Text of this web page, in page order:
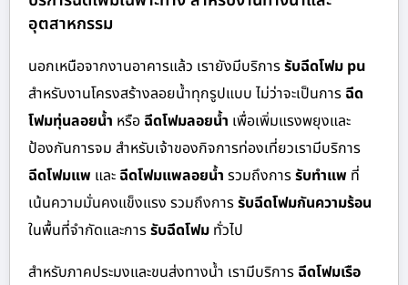
อุตสาหกรรม
นอกเหนือจากงานอาคารแล้ว เรายังมีบริการรับฉีดโฟม pu
สำหรับงานโครงสร้างลอยน้ำทุกรูปแบบ ไม่ว่าจะเป็นการ ฉีด
โฟมทุ่นลอยน้ำ หรือ ฉีดโฟมลอยน้ำ เพื่อเพิ่มแรงพยุงและ
ป้องกันการจม สำหรับเจ้าของกิจการท่องเที่ยวเรามีบริการ
ฉีดโฟมแพ และ ฉีดโฟมแพลอยน้ำ รวมถึงการรับทำแพ ที่
เน้นความมั่นคงแข็งแรง รวมถึงการรับฉีดโฟมกันความร้อน
ในพื้นที่จำกัดและการรับฉีดโฟม ทั่วไป
สำหรับภาคประมงและขนส่งทางน้ำ เรามีบริการ ฉีดโฟมเรือ